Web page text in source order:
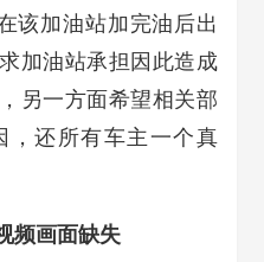
该加油站加完油后出
加油站承担因此造成
另一方面希望相关部
，还所有车主一个真
频画面缺失